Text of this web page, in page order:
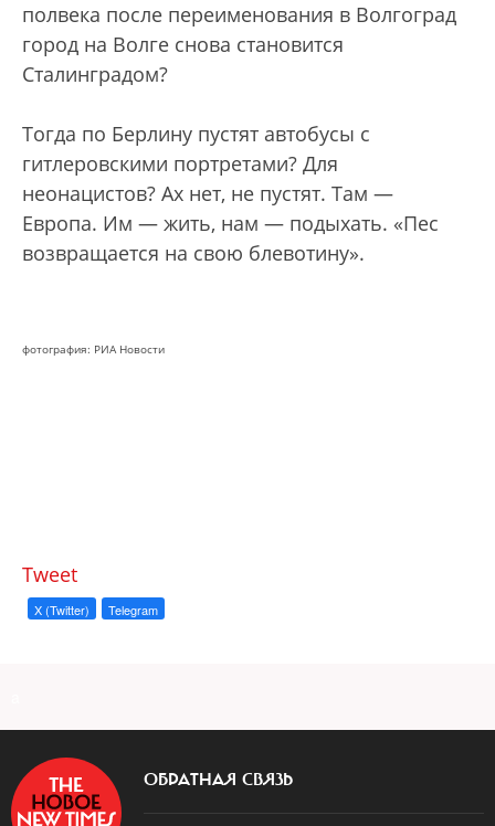
полвека после переименования в Волгоград
город на Волге снова становится
Сталинградом?
Тогда по Берлину пустят автобусы с
гитлеровскими портретами? Для
неонацистов? Ах нет, не пустят. Там —
Европа. Им — жить, нам — подыхать. «Пес
возвращается на свою блевотину».
фотография: РИА Новости
Tweet
X (Twitter) Telegram
ОБРАТНАЯ СВЯЗЬ